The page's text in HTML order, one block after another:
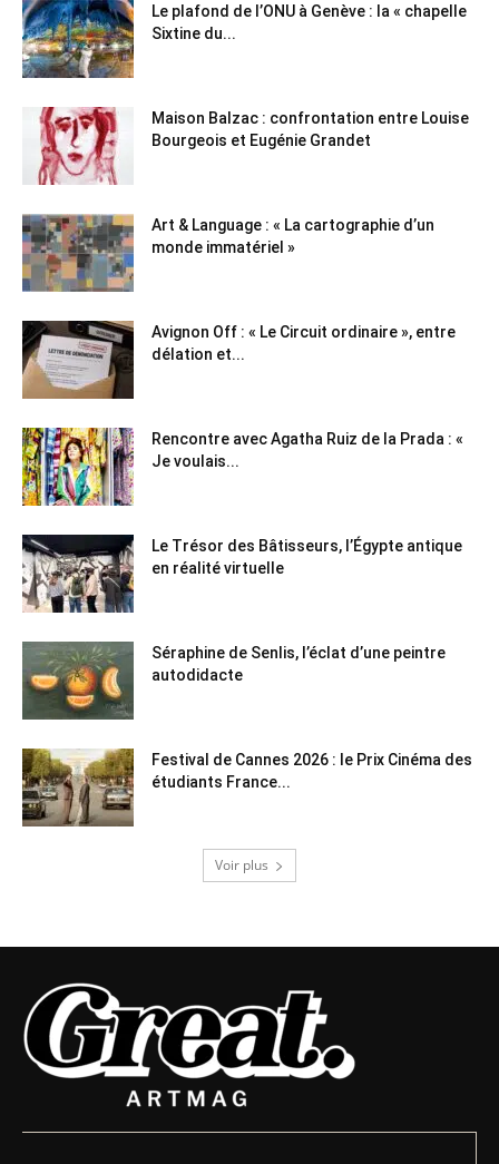
Le plafond de l’ONU à Genève : la « chapelle
Sixtine du...
Maison Balzac : confrontation entre Louise
Bourgeois et Eugénie Grandet
Art & Language : « La cartographie d’un
monde immatériel »
Avignon Off : « Le Circuit ordinaire », entre
délation et...
Rencontre avec Agatha Ruiz de la Prada : «
Je voulais...
Le Trésor des Bâtisseurs, l’Égypte antique
en réalité virtuelle
Séraphine de Senlis, l’éclat d’une peintre
autodidacte
Festival de Cannes 2026 : le Prix Cinéma des
étudiants France...
Voir plus